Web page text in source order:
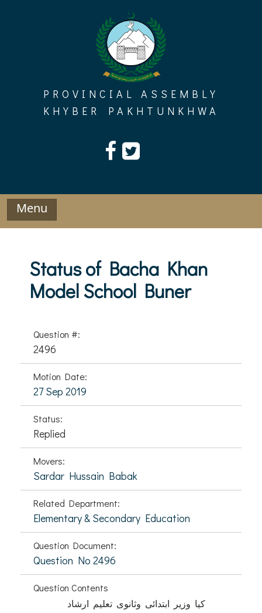
PROVINCIAL ASSEMBLY
KHYBER PAKHTUNKHWA
Menu
Status of Bacha Khan
Model School Buner
Question #:
2496
Motion Date:
27 Sep 2019
Status:
Replied
Movers:
Sardar Hussain Babak
Related Department:
Elementary & Secondary Education
Question Document:
Question No 2496
Question Contents
کیا وزیر ابتدائی وثانوی تعلیم ارشاد